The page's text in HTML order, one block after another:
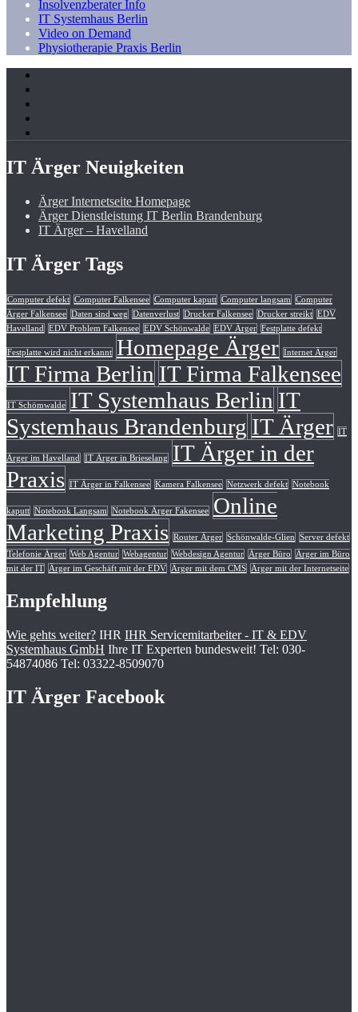
Insolvenzberater Info
IT Systemhaus Berlin
Video on Demand
Physiotherapie Praxis Berlin
IT Ärger Neuigkeiten
Ärger Internetseite Homepage
Ärger Dienstleistung IT Berlin Brandenburg
IT Ärger – Havelland
IT Ärger Tags
Computer defekt Computer Falkensee Computer kaputt Computer langsam
Computer
Ärger Falkensee Daten sind weg Datenverlust Drucker Falkensee Drucker streikt EDV
Havelland
EDV Problem Falkensee EDV Schönwalde EDV Ärger Festplatte defekt
Festplatte wird nicht erkannt Homepage Ärger Internet Ärger
IT Firma Berlin IT Firma Falkensee
IT Schömwalde IT Systemhaus Berlin IT
Systemhaus Brandenburg IT Ärger IT
Ärger im Havelland IT Ärger in Brieselang
IT Ärger in der
Praxis IT Ärger in Falkensee Kamera Falkensee Netzwerk defekt Notebook
kaputt Notebook Langsam Notebook Ärger Fakensee
Online
Marketing Praxis Router Ärger Schönwalde-Glien
Server defekt
Telefonie Ärger Web Agentur Webagentur Webdesign Agentur Ärger Büro
Ärger im Büro
mit der IT
Ärger im Geschäft mit der EDV Ärger mit dem CMS Ärger mit der Internetseite
Empfehlung
Wie gehts weiter? IHR IHR Servicemitarbeiter - IT & EDV
Systemhaus GmbH Ihre IT Experten bundesweit! Tel: 030-
54874086 Tel: 03322-8509070
IT Ärger Facebook